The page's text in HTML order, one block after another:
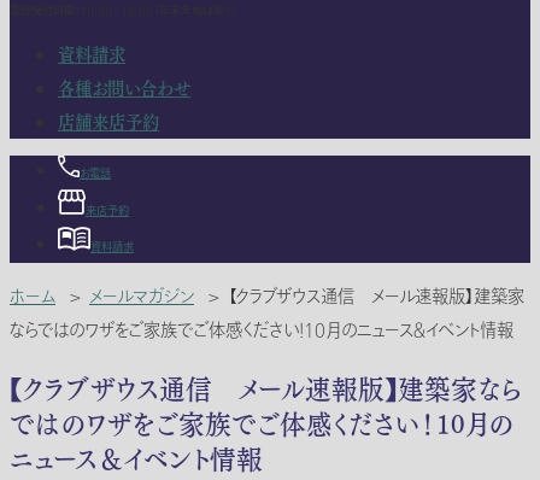
資料請求
各種お問い合わせ
店舗来店予約
お電話
来店予約
資料請求
ホーム > メールマガジン > 【クラブザウス通信 メール速報版】建築家
ならではのワザをご家族でご体感ください！10月のニュース＆イベント情報
【クラブザウス通信 メール速報版】建築家なら
ではのワザをご家族でご体感ください！10月の
ニュース＆イベント情報